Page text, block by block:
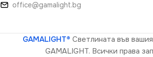
office@gamalight.bg
GAMALIGHT® Светлината във
GAMALIGHT. Всички права